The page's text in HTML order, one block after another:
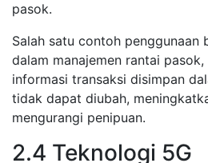
pasok.
Salah satu contoh penggunaan
dalam manajemen rantai pasok,
informasi transaksi disimpan
tidak dapat diubah,
mengurangi penipuan.
2.4 Teknologi 5G